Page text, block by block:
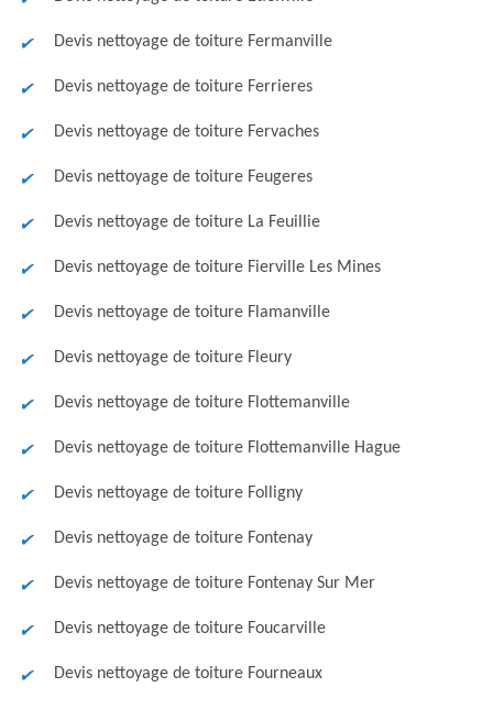
Devis nettoyage de toiture Fermanville
Devis nettoyage de toiture Ferrieres
Devis nettoyage de toiture Fervaches
Devis nettoyage de toiture Feugeres
Devis nettoyage de toiture La Feuillie
Devis nettoyage de toiture Fierville Les Mines
Devis nettoyage de toiture Flamanville
Devis nettoyage de toiture Fleury
Devis nettoyage de toiture Flottemanville
Devis nettoyage de toiture Flottemanville Hague
Devis nettoyage de toiture Folligny
Devis nettoyage de toiture Fontenay
Devis nettoyage de toiture Fontenay Sur Mer
Devis nettoyage de toiture Foucarville
Devis nettoyage de toiture Fourneaux